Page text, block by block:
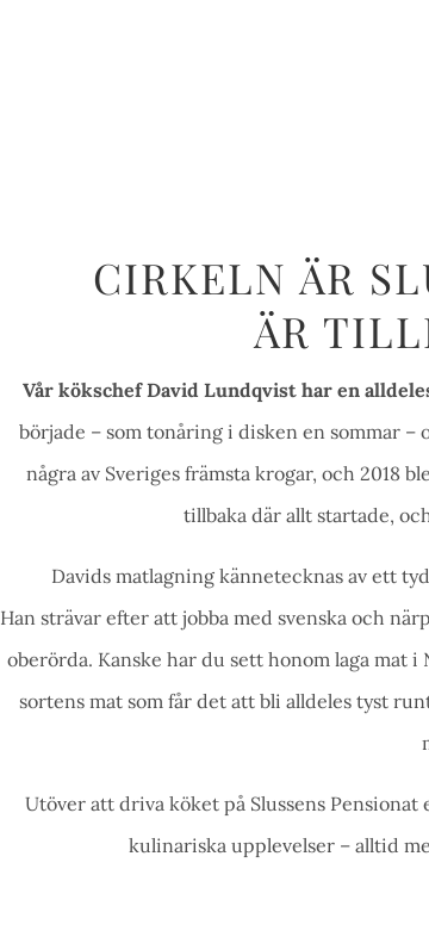
CIRKELN ÄR
ÄR
Vår kökschef David Lundqvist har en
började – som tonåring i disken en sommar –
några av Sveriges främsta krogar, och 2018
tillbaka där allt startade,
Davids matlagning kännetecknas av ett
Han strävar efter att jobba med svenska och
oberörda. Kanske har du sett honom laga mat
sortens mat som får det att bli alldeles tyst
Utöver att driva köket på Slussens
kulinariska upplevelser – alltid